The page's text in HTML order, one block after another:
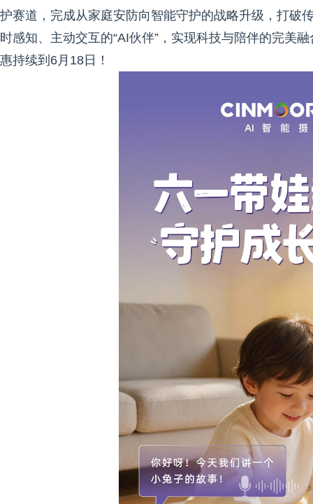
护赛道，完成从家庭安防向智能守护的战略升级，打破
时感知、主动交互的“AI伙伴”，实现科技与陪伴的完美
惠持续到6月18日！